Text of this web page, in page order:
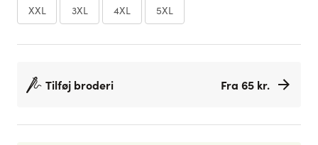
XXL 3XL 4XL 5XL
Tilføj broderi Fra 65 kr.